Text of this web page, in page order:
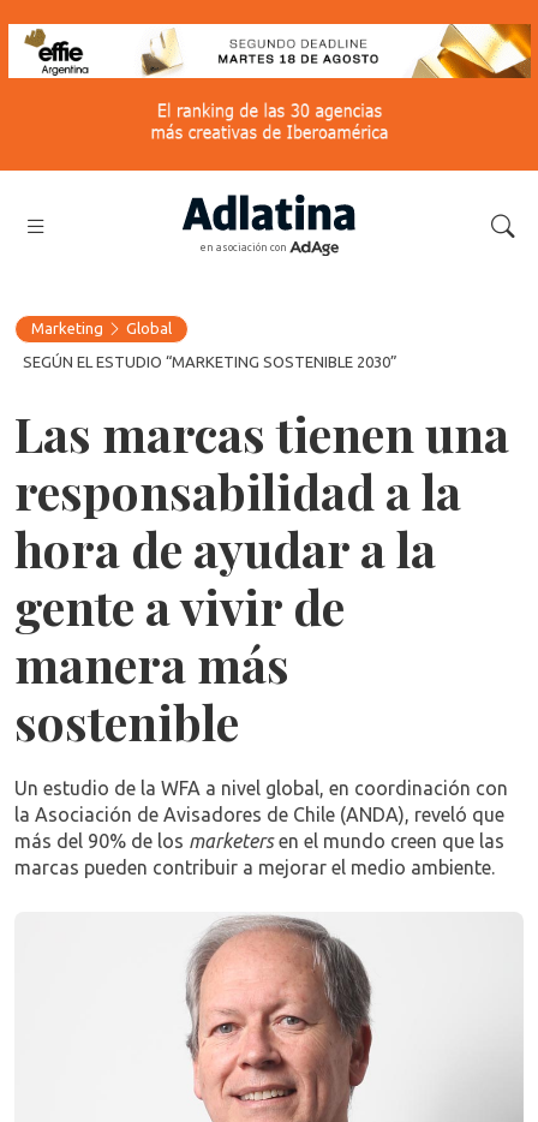
en asociación con
Marketing
Global
SEGÚN EL ESTUDIO “MARKETING SOSTENIBLE 2030”
Las marcas tienen una
responsabilidad a la
hora de ayudar a la
gente a vivir de
manera más
sostenible
Un estudio de la WFA a nivel global, en coordinación con
la Asociación de Avisadores de Chile (ANDA), reveló que
más del 90% de los marketersen el mundo creen que las
marcas pueden contribuir a mejorar el medio ambiente.